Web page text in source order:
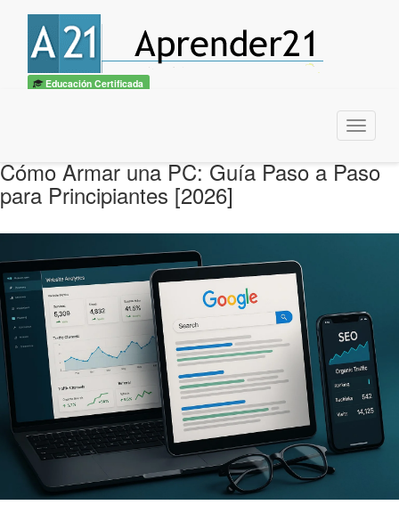
Educación Certificada
Menu
Cómo Armar una PC: Guía Paso a Paso
para Principiantes [2026]